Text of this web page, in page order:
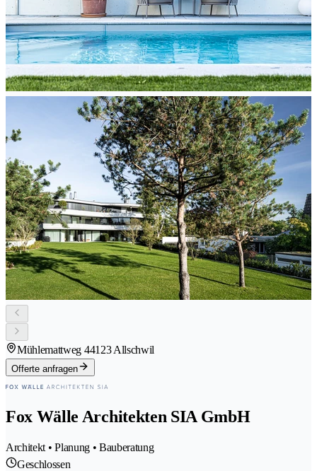
Mühlemattweg 44123 Allschwil
Offerte anfragen
Fox Wälle Architekten SIA GmbH
Architekt • Planung • Bauberatung
Geschlossen